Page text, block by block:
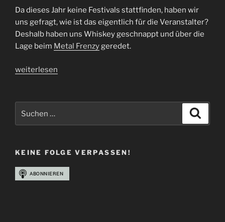
Da dieses Jahr keine Festivals stattfinden, haben wir
uns gefragt, wie ist das eigentlich für die Veranstalter?
Deshalb haben uns Whiskey geschnappt und über die
Lage beim Metal Frenzygeredet.
„Interview
Festival
weiterlesen
nach:
KEINE FOLGE VERPASSEN!